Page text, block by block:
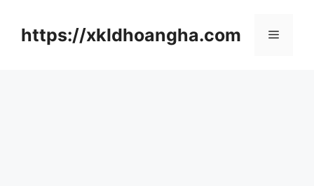
https://xkldhoangha.com 메